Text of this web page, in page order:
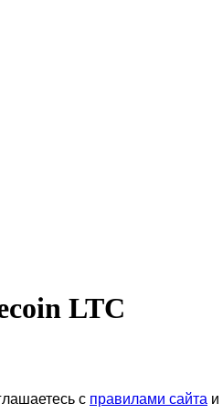
LTC
с правилами сайта и